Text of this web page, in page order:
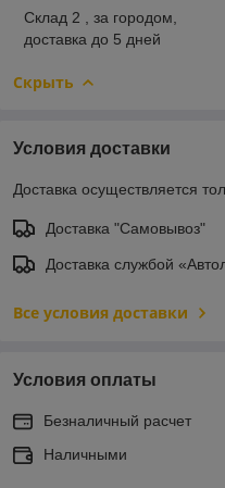
Склад 2 , за городом,
доставка до 5 дней
Скрыть
Условия доставки
Доставка осуществляется
Доставка "Самовывоз"
Доставка службой
Все условия доставки
Условия оплаты
Безналичный расчет
Наличными